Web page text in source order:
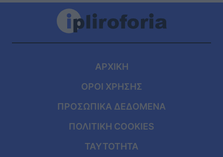
ΑΡΧΙΚΗ
ΟΡΟΙ ΧΡΗΣΗΣ
ΠΡΟΣΩΠΙΚΑ ΔΕΔΟΜΕΝΑ
ΠΟΛΙΤΙΚΗ COOKIES
ΤΑΥΤΟΤΗΤΑ